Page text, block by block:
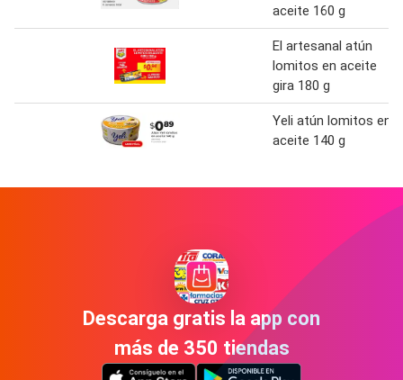
aceite 160 g
El artesanal atún
lomitos en aceite
gira 180 g
Yeli atún lomitos en
aceite 140 g
Descarga gratis la app con
más de 350 tiendas